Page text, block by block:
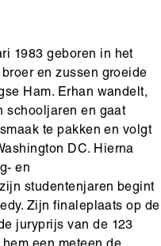
1983 geboren in het
en zussen groeide
Ham. Erhan wandelt,
schooljaren en gaat
te pakken en volgt
DC. Hierna
en
studentenjaren begint
Zijn finaleplaats op de
juryprijs van de 123